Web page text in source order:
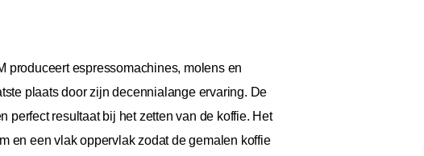
produceert espressomachines, molens en
plaats door zijn decennialange ervaring. De
perfect resultaat bij het zetten van de koffie. Het
en een vlak oppervlak zodat de gemalen koffie